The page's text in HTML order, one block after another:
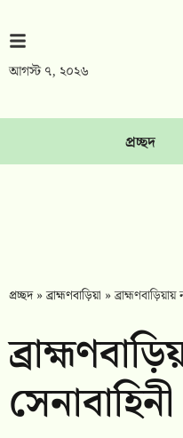
আগস্ট ৭, ২০২৬
প্রচ্ছদ
প্রচ্ছদ»ব্রাহ্মণবাড়িয়া »
সেনাবাহিনী